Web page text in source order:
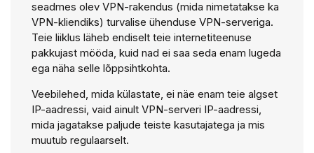
seadmes olev VPN-rakendus (mida nimetatakse ka
VPN-kliendiks) turvalise ühenduse VPN-serveriga.
Teie liiklus läheb endiselt teie internetiteenuse
pakkujast mööda, kuid nad ei saa seda enam lugeda
ega näha selle lõppsihtkohta.
Veebilehed, mida külastate, ei näe enam teie algset
IP-aadressi, vaid ainult VPN-serveri IP-aadressi,
mida jagatakse paljude teiste kasutajatega ja mis
muutub regulaarselt.